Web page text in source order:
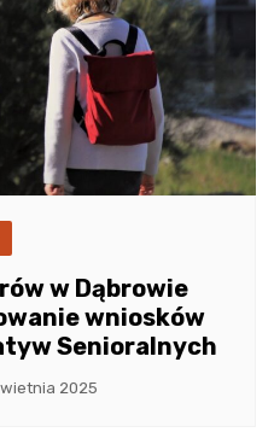
w Dąbrowie
wniosków
Senioralnych
2025